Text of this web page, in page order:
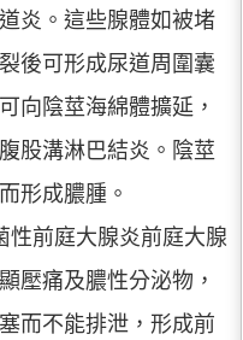
炎。這些腺體如被堵
後可形成尿道周圍囊
向陰莖海綿體擴延，
股溝淋巴結炎。陰莖
形成膿腫。
性前庭大腺炎前庭大腺
壓痛及膿性分泌物，
而不能排泄，形成前